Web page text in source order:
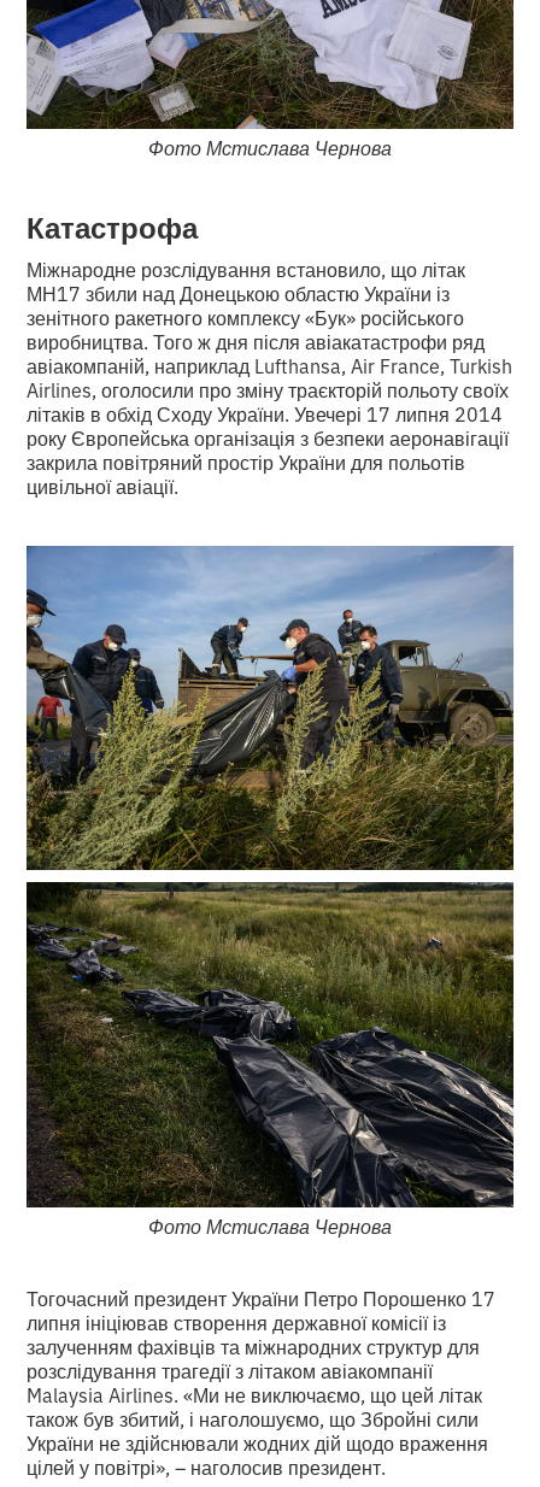
Фото Мстислава Чернова
Катастрофа
Міжнародне розслідування встановило, що літак
МН17 збили над Донецькою областю України із
зенітного ракетного комплексу «Бук» російського
виробництва. Того ж дня після авіакатастрофи ряд
авіакомпаній, наприклад Lufthansa, Air France, Turkish
Airlines, оголосили про зміну траєкторій польоту своїх
літаків в обхід Сходу України. Увечері 17 липня 2014
року Європейська організація з безпеки аеронавігації
закрила повітряний простір України для польотів
цивільної авіації.
Фото Мстислава Чернова
Тогочасний президент України Петро Порошенко 17
липня ініціював створення державної комісії із
залученням фахівців та міжнародних структур для
розслідування трагедії з літаком авіакомпанії
Malaysia Airlines. «Ми не виключаємо, що цей літак
також був збитий, і наголошуємо, що Збройні сили
України не здійснювали жодних дій щодо враження
цілей у повітрі», – наголосив президент.